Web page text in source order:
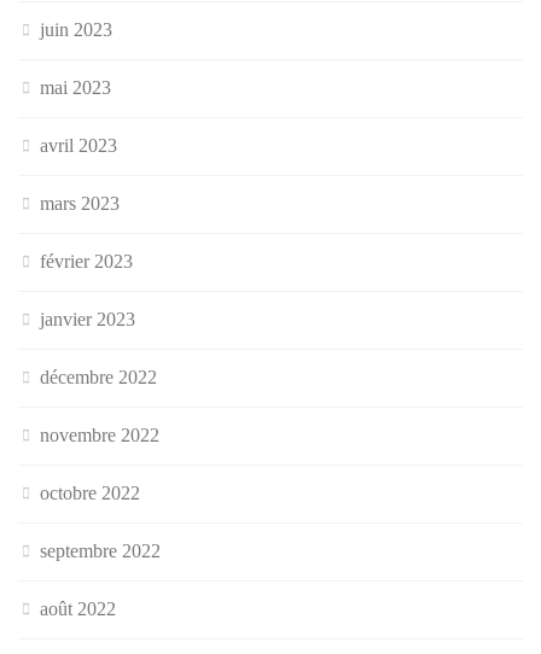
juin 2023
mai 2023
avril 2023
mars 2023
février 2023
janvier 2023
décembre 2022
novembre 2022
octobre 2022
septembre 2022
août 2022